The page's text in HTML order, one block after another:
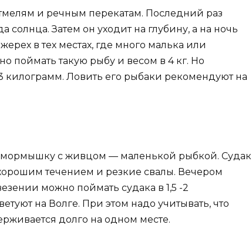
и речным перекатам. Последний раз
солнца. Затем он уходит на глубину, а на ночь
в тех местах, где много малька или
поймать такую рыбу и весом в 4 кг. Но
Ловить его рыбаки рекомендуют на
мормышку с живцом — маленькой рыбкой. Судак
течением и резкие свалы. Вечером
можно поймать судака в 1,5 -2
на Волге. При этом надо учитывать, что
долго на одном месте.